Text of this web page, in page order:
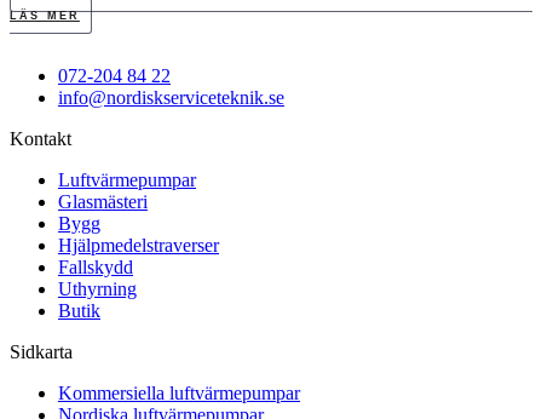
LÄS MER
072-204 84 22
info@nordiskserviceteknik.se
Kontakt
Luftvärmepumpar
Glasmästeri
Bygg
Hjälpmedelstraverser
Fallskydd
Uthyrning
Butik
Sidkarta
Kommersiella luftvärmepumpar